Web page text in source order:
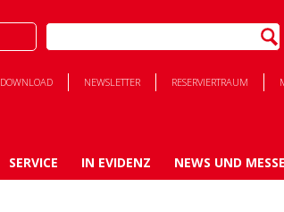
DOWNLOAD NEWSLETTER RESERVIERTRAUM
SERVICE IN EVIDENZ NEWS UND